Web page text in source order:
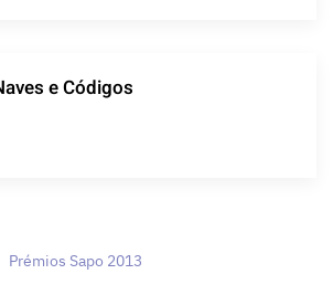
e Códigos
Prémios Sapo 2013